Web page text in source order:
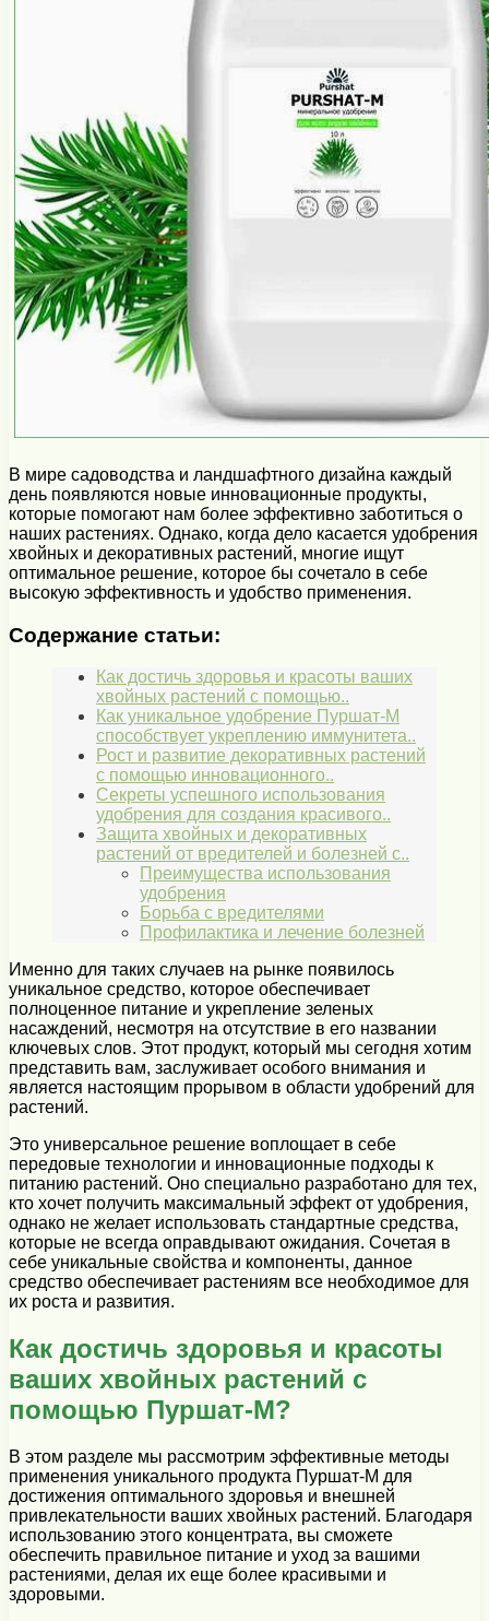
В мире садоводства и ландшафтного дизайна каждый
день появляются новые инновационные продукты,
которые помогают нам более эффективно заботиться о
наших растениях. Однако, когда дело касается удобрения
хвойных и декоративных растений, многие ищут
оптимальное решение, которое бы сочетало в себе
высокую эффективность и удобство применения.
Содержание статьи:
Как достичь здоровья и красоты ваших
хвойных растений с помощью..
Как уникальное удобрение Пуршат-М
способствует укреплению иммунитета..
Рост и развитие декоративных растений
с помощью инновационного..
Секреты успешного использования
удобрения для создания красивого..
Защита хвойных и декоративных
растений от вредителей и болезней с..
Преимущества использования
удобрения
Борьба с вредителями
Профилактика и лечение болезней
Именно для таких случаев на рынке появилось
уникальное средство, которое обеспечивает
полноценное питание и укрепление зеленых
насаждений, несмотря на отсутствие в его названии
ключевых слов. Этот продукт, который мы сегодня хотим
представить вам, заслуживает особого внимания и
является настоящим прорывом в области удобрений для
растений.
Это универсальное решение воплощает в себе
передовые технологии и инновационные подходы к
питанию растений. Оно специально разработано для тех,
кто хочет получить максимальный эффект от удобрения,
однако не желает использовать стандартные средства,
которые не всегда оправдывают ожидания. Сочетая в
себе уникальные свойства и компоненты, данное
средство обеспечивает растениям все необходимое для
их роста и развития.
Как достичь здоровья и красоты
ваших хвойных растений с
помощью Пуршат-М?
В этом разделе мы рассмотрим эффективные методы
применения уникального продукта Пуршат-М для
достижения оптимального здоровья и внешней
привлекательности ваших хвойных растений. Благодаря
использованию этого концентрата, вы сможете
обеспечить правильное питание и уход за вашими
растениями, делая их еще более красивыми и
здоровыми.